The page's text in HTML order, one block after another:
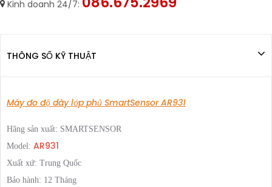
Kinh doanh 24/7:
THÔNG SỐ KỸ THUẬT
Máy đo độ dày lớp phủ SmartSensor AR931
Hãng sản xuất: SMARTSENSOR
Model: AR931
Xuất xứ: Trung Quốc
Bảo hành: 12 Tháng